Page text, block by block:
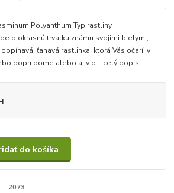
- Jasminum Polyanthum Typ rastliny
známu svojimi bielymi,
ťahavá rastlinka, ktorá Vás očarí v
popri dome alebo aj v p... celý popis
do košíka
2073